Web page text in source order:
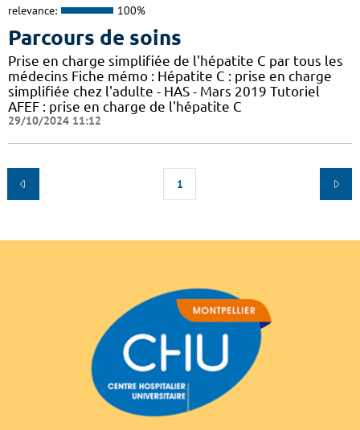
relevance: 100%
Parcours de soins
Prise en charge simplifiée de l'hépatite C par tous les
médecins Fiche mémo : Hépatite C : prise en charge
simplifiée chez l'adulte - HAS - Mars 2019 Tutoriel
AFEF : prise en charge de l'hépatite C
29/10/2024 11:12
1